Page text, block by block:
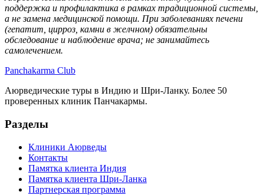
поддержка и профилактика в рамках традиционной системы,
а не замена медицинской помощи. При заболеваниях печени
(гепатит, цирроз, камни в желчном) обязательны
обследование и наблюдение врача; не занимайтесь
самолечением.
Panchakarma Club
Аюрведические туры в Индию и Шри-Ланку. Более 50
проверенных клиник Панчакармы.
Разделы
Клиники Аюрведы
Контакты
Памятка клиента Индия
Памятка клиента Шри-Ланка
Партнерская программа